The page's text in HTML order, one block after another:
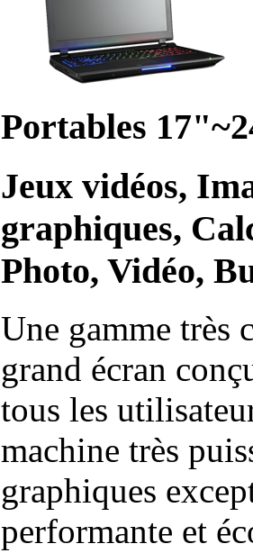
Portables
Jeux vidéos,
graphiques,
Photo, Vidéo,
Une gamme très
grand écran
tous les
machine très
graphiques
performante et